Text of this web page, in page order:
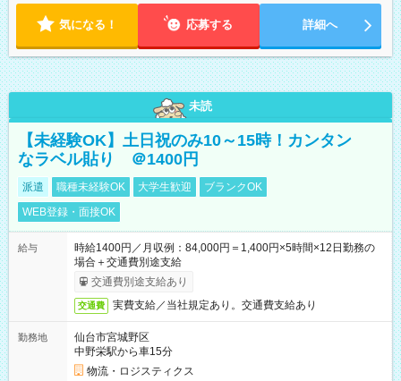
気になる！ 応募する 詳細へ
未読
【未経験OK】土日祝のみ10～15時！カンタン
なラベル貼り ＠1400円
派遣 職種未経験OK 大学生歓迎
ブランクOK
WEB登録・面接OK
給与
時給1400円／月収例：84,000円＝1,400円×5時間×12日勤務の
場合＋交通費別途支給
交通費別途支給あり
交通費 実費支給／当社規定あり。交通費支給あり
勤務地
仙台市宮城野区
中野栄駅から車15分
物流・ロジスティクス